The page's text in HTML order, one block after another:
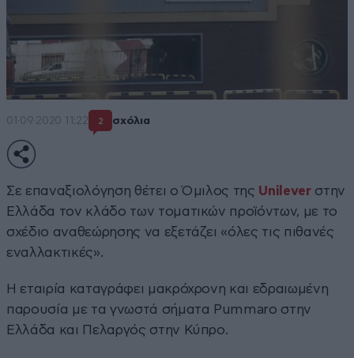
01·09·2020 11:22 2 σχόλια
Σε επαναξιολόγηση θέτει ο Όμιλος της Unilever στην
Ελλάδα τον κλάδο των τοματικών προϊόντων, με το
σχέδιο αναθεώρησης να εξετάζει «όλες τις πιθανές
εναλλακτικές».
Η εταιρία καταγράφει μακρόχρονη και εδραιωμένη
παρουσία με τα γνωστά σήματα Pummaro στην
Ελλάδα και Πελαργός στην Κύπρο.